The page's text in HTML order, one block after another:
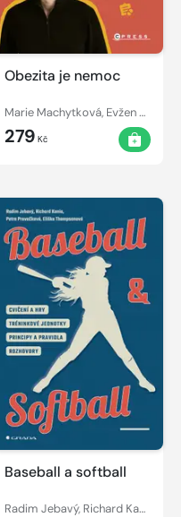
Obezita je nemoc
Marie Machytková, Evžen Machytka, Marie Machytková Matoušková
279 Kč
Baseball a softball
Radim Jebavý, Richard Kania, Petra Pravečková, Eliška Thompsonová